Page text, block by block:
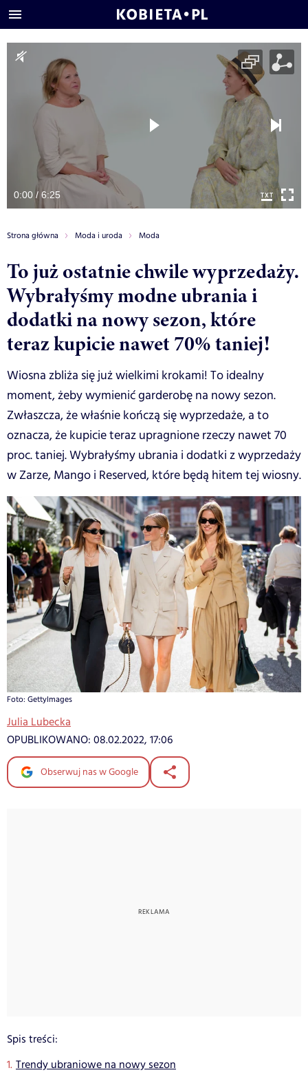
0:00 / 6:25
Strona główna Moda i uroda Moda
To już ostatnie chwile wyprzedaży.
Wybrałyśmy modne ubrania i
dodatki na nowy sezon, które
teraz kupicie nawet 70% taniej!
Wiosna zbliża się już wielkimi krokami! To idealny
moment, żeby wymienić garderobę na nowy sezon.
Zwłaszcza, że właśnie kończą się wyprzedaże, a to
oznacza, że kupicie teraz upragnione rzeczy nawet 70
proc. taniej. Wybrałyśmy ubrania i dodatki z wyprzedaży
w Zarze, Mango i Reserved, które będą hitem tej wiosny.
Foto: GettyImages
Julia Lubecka
OPUBLIKOWANO: 08.02.2022, 17:06
Obserwuj nas w Google
Spis treści:
Trendy ubraniowe na nowy sezon